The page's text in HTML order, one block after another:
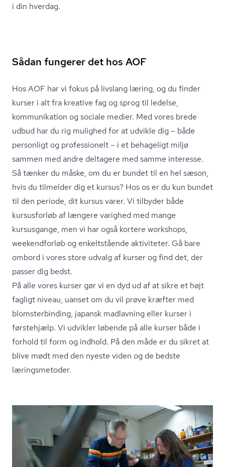
i din hverdag.
Sådan fungerer det hos AOF
Hos AOF har vi fokus på livslang læring, og du finder
kurser i alt fra kreative fag og sprog til ledelse,
kommunikation og sociale medier. Med vores brede
udbud har du rig mulighed for at udvikle dig – både
personligt og professionelt – i et behageligt miljø
sammen med andre deltagere med samme interesse.
Så tænker du måske, om du er bundet til en hel sæson,
hvis du tilmelder dig et kursus? Hos os er du kun bundet
til den periode, dit kursus varer. Vi tilbyder både
kursusforløb af længere varighed med mange
kursusgange, men vi har også kortere workshops,
weekendforløb og enkeltstående aktiviteter. Gå bare
ombord i vores store udvalg af kurser og find det, der
passer dig bedst.
På alle vores kurser gør vi en dyd ud af at sikre et højt
fagligt niveau, uanset om du vil prøve kræfter med
blom­ster­bin­ding, japansk madlavning eller kurser i
førstehjælp. Vi udvikler løbende på alle kurser både i
forhold til form og indhold. På den måde er du sikret at
blive mødt med den nyeste viden og de bedste
læringsmetoder.